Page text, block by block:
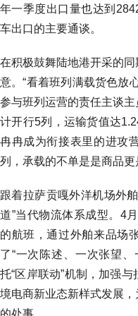
年一季度出口量也达到
车出口的主要通谈。
在积极鼓舞陆地港开采的
意。“看着班列满载货色放
参与班列运营的责任主谈
计开行5列，运输货值达
冉冉成为衔接表里的进攻
列，承载的不单是是商品更
跟着拉萨贡嘎外洋机场外
道”当代物流体系成型。4
的航班，通过外舶来品场
了“一次陈述、一次张望
托“区岸联动”机制，加强
境电商新业态新样式发展
的处事。